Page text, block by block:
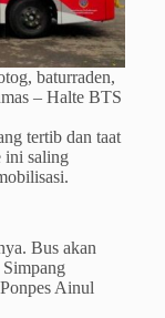
baturraden,
– Halte BTS
tertib dan taat
ini saling
Bus akan
Ainul